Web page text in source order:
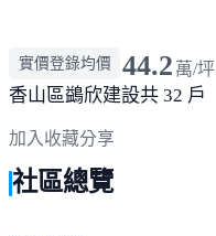
實價登錄均價 44.2 萬/坪
香山區鷁欣建設共 32 戶
加入收藏分享
社區總覽